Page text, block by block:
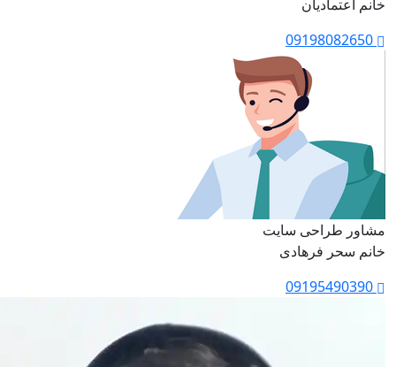
خانم اعتمادیان
مشاور طراحی سایت
خانم سحر فرهادی